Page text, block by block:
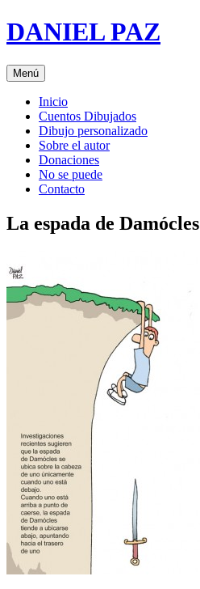
Saltar
al
DANIEL PAZ
Menú
Inicio
Cuentos Dibujados
Dibujo personalizado
Sobre el autor
Donaciones
No se puede
Contacto
La espada de Damócles